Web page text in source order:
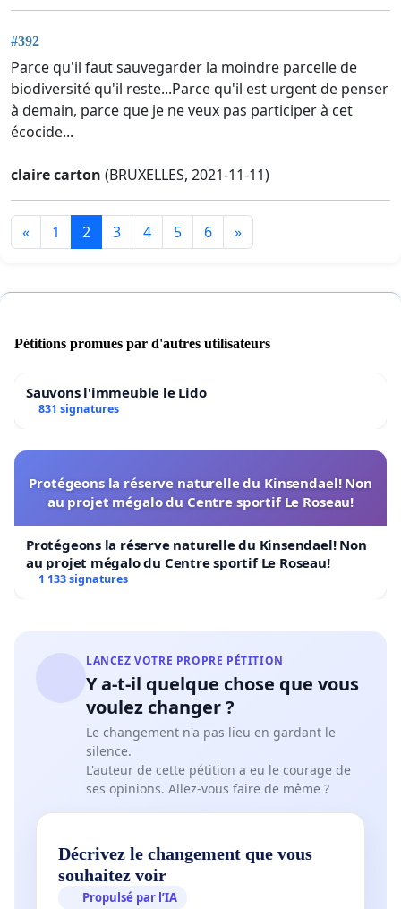
#392
Parce qu'il faut sauvegarder la moindre parcelle de
biodiversité qu'il reste...Parce qu'il est urgent de penser
à demain, parce que je ne veux pas participer à cet
écocide...
claire carton (BRUXELLES, 2021-11-11)
« 1 2 3 4 5 6 »
Pétitions promues par d'autres utilisateurs
Sauvons l'immeuble le Lido
831 signatures
Protégeons la réserve naturelle du Kinsendael! Non
au projet mégalo du Centre sportif Le Roseau!
Protégeons la réserve naturelle du Kinsendael! Non
au projet mégalo du Centre sportif Le Roseau!
1 133 signatures
LANCEZ VOTRE PROPRE PÉTITION
Y a-t-il quelque chose que vous
voulez changer ?
Le changement n'a pas lieu en gardant le
silence.
L'auteur de cette pétition a eu le courage de
ses opinions. Allez-vous faire de même ?
Décrivez le changement que vous
souhaitez voir
Propulsé par l’IA